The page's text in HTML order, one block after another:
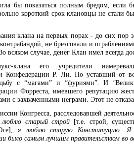
бы показаться полным бредом, если
короткий срок клановцы не стали
клана на первых порах - до сих пор
не брезговали и
всяком случае, денег Клан имел всегда
клана его учредители
Конфедерации Р. Ли. Но уставший от
с “магами” и “фуриями”. И
Форреста, имевшего репутацию
с захваченными неграми. Этот не
Конгресса, расследовавшей
старый строй [т.е. строй,
я люблю старую Конституцию.
было самым лучшим правительством во